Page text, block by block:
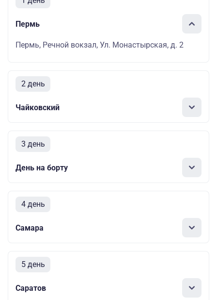
Пермь
Пермь, Речной вокзал, Ул. Монастырская, д. 2
2 день
Чайковский
3 день
День на борту
4 день
Самара
5 день
Саратов